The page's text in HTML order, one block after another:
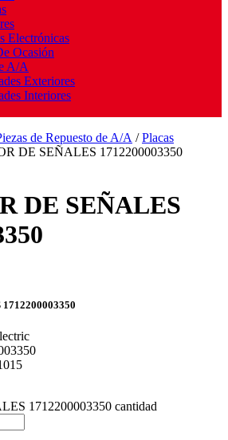
Electrónicas
Ocasión
A/A
Exteriores
Interiores
de Repuesto de A/A /Placas
DE SEÑALES 1712200003350
DE SEÑALES
1712200003350 cantidad